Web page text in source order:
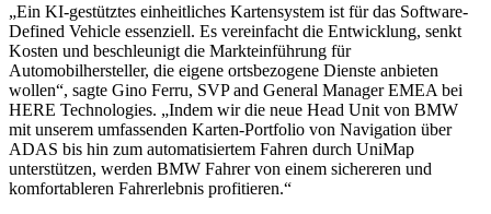
„Ein KI-gestütztes einheitliches Kartensystem ist für das Software-
Defined Vehicle essenziell. Es vereinfacht die Entwicklung, senkt
Kosten und beschleunigt die Markteinführung für
Automobilhersteller, die eigene ortsbezogene Dienste anbieten
wollen“, sagte Gino Ferru, SVP and General Manager EMEA bei
HERE Technologies. „Indem wir die neue Head Unit von BMW
mit unserem umfassenden Karten-Portfolio von Navigation über
ADAS bis hin zum automatisiertem Fahren durch UniMap
unterstützen, werden BMW Fahrer von einem sichereren und
komfortableren Fahrerlebnis profitieren.“